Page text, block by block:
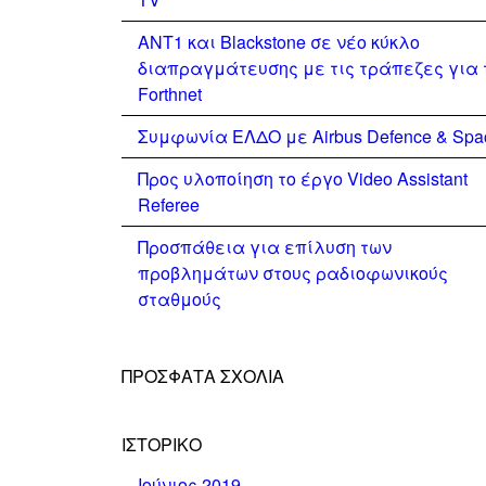
ΑΝΤ1 και Blackstone σε νέο κύκλο
διαπραγμάτευσης με τις τράπεζες για
Forthnet
Συμφωνία ΕΛΔΟ με Airbus Defence &
Προς υλοποίηση το έργο Video Assistant
Referee
Προσπάθεια για επίλυση των
προβλημάτων στους ραδιοφωνικούς
σταθμούς
ΠΡΌΣΦΑΤΑ ΣΧΌΛΙΑ
ΙΣΤΟΡΙΚΌ